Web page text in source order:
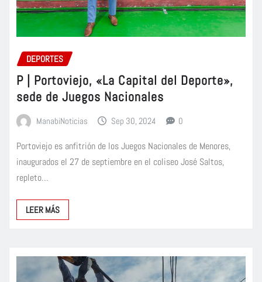
DEPORTES
P | Portoviejo, «La Capital del Deporte»,
sede de Juegos Nacionales
ManabiNoticias Sep 30, 2024 0
Portoviejo es anfitrión de los Juegos Nacionales de Menores,
inaugurados el 27 de septiembre en el coliseo José Saltos,
repleto…
LEER MÁS